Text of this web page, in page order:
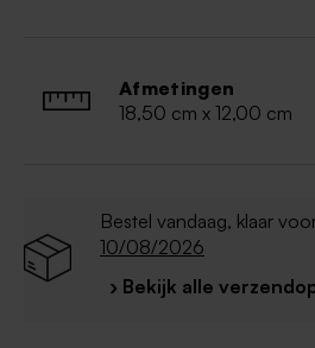
Afmetingen
18,50 cm x 12,00 cm
Bestel vandaag, klaar
10/08/2026
› Bekijk alle